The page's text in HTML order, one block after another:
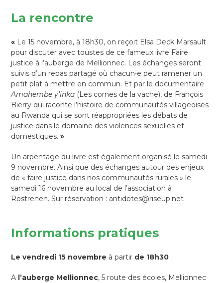
La rencontre
« Le 15 novembre, à 18h30, on reçoit Elsa Deck Marsault
pour discuter avec toustes de ce fameux livre Faire
justice à l’auberge de Mellionnec. Les échanges seront
suivis d’un repas partagé où chacun•e peut ramener un
petit plat à mettre en commun. Et par le documentaire
Amahembe y’inka (Les cornes de la vache), de François
Bierry qui raconte l’histoire de communautés villageoises
au Rwanda qui se sont réappropriées les débats de
justice dans le domaine des violences sexuelles et
domestiques.»
Un arpentage du livre est également organisé le samedi
9 novembre. Ainsi que des échanges autour des enjeux
de « faire justice dans nos communautés rurales » le
samedi 16 novembre au local de l’association à
Rostrenen. Sur réservation : antidotes@riseup.net
Informations pratiques
Le vendredi 15 novembre à partir de 18h30
A l’auberge Mellionnec, 5 route des écoles, Mellionnec